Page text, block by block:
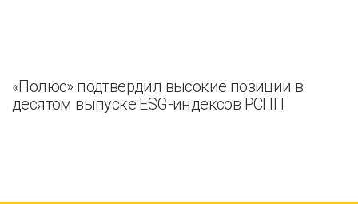
«Полюс» подтвердил высокие позиции в
десятом выпуске ESG-индексов РСПП